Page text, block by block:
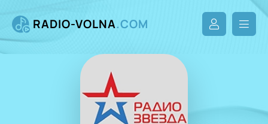
RADIO-VOLNA.COM